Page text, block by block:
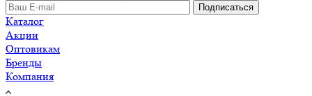
Подписаться
Каталог
Акции
Оптовикам
Бренды
Компания